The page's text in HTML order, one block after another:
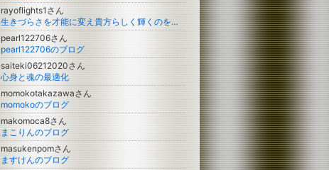
rayoflights1さん
生きづらさを才能に変え貴方らしく輝くのをサポート✨スピリチュアルヒーラーもこ のブログ
pearl122706さん
pearl122706のブログ
saiteki06212020さん
心身と魂の最適化
momokotakazawaさん
momokoのブログ
makomoca8さん
まこりんのブログ
masukenpomさん
ますけんのブログ